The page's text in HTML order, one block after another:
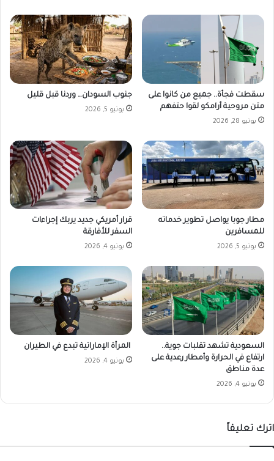
ج
ت
ل
م
ح
ل
ي
سقطت فجأة.. جميع من كانوا على
متن مروحية أرامكو لقوا حتفهم
يونيو 28, 2026
جنوب السودان… وردنا قبل قليل
يونيو 5, 2026
مطار جوبا يواصل تطوير خدماته
للمسافرين
يونيو 5, 2026
قرار أمريكي جديد يربك إجراءات
السفر للأفارقة
يونيو 4, 2026
السعودية تشهد تقلبات جوية..
ارتفاع في الحرارة وأمطار رعدية على
عدة مناطق
يونيو 4, 2026
المرأة الإماراتية تبدع في الطيران
يونيو 4, 2026
اترك تعليقاً